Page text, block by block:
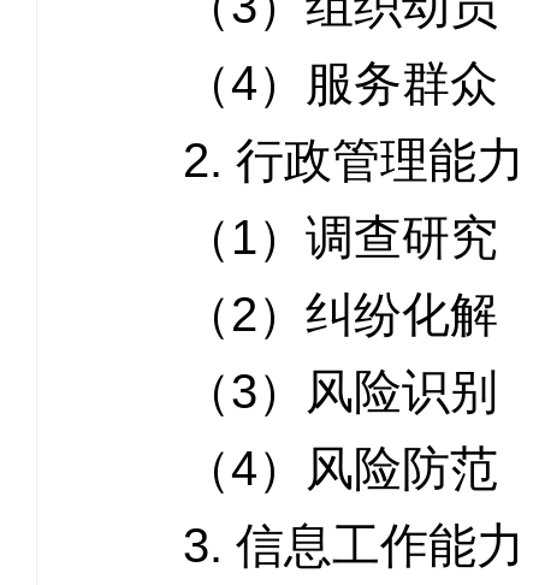
（4）服务群众
2. 行政管理能力
（1）调查研究
（2）纠纷化解
（3）风险识别
（4）风险防范
3. 信息工作能力